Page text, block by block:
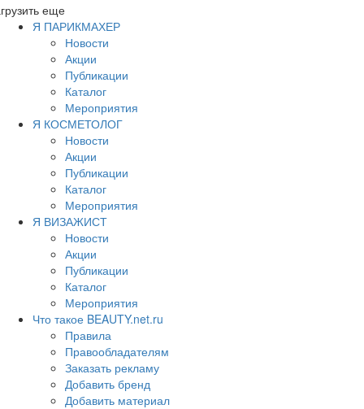
еще
Я ПАРИКМАХЕР
Новости
Акции
Публикации
Каталог
Мероприятия
Я КОСМЕТОЛОГ
Новости
Акции
Публикации
Каталог
Мероприятия
Я ВИЗАЖИСТ
Новости
Акции
Публикации
Каталог
Мероприятия
Что такое BEAUTY.net.ru
Правила
Правообладателям
Заказать рекламу
Добавить бренд
Добавить материал